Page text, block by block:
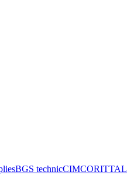
BGS technicCIMCORITTAL